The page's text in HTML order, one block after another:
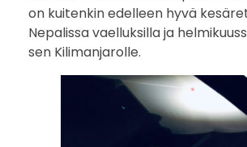
on kuitenkin edelleen hyvä
Nepalissa vaelluksilla ja
sen Kilimanjarolle.